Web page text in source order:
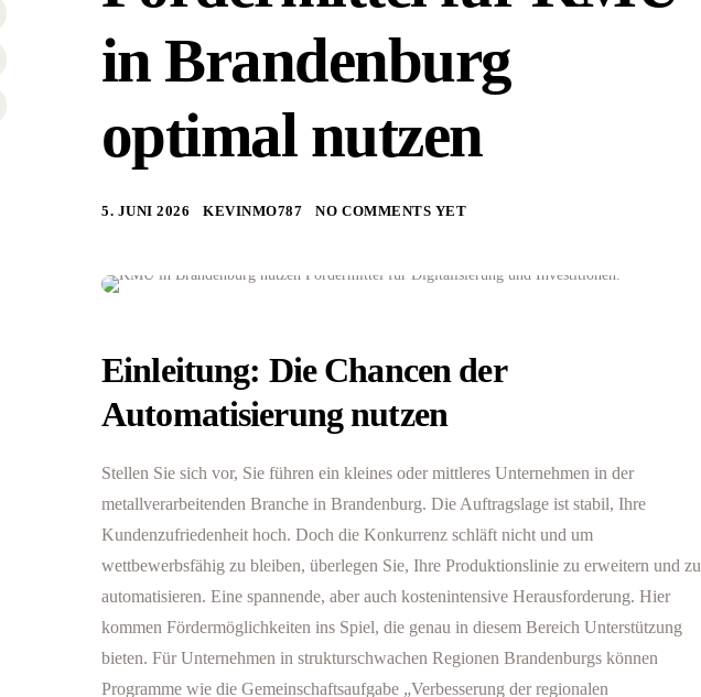
in Brandenburg
optimal nutzen
5. JUNI 2026 KEVINMO787 NO COMMENTS YET
Einleitung: Die Chancen der
Automatisierung nutzen
Stellen Sie sich vor, Sie führen ein kleines oder mittleres Unternehmen in der
metallverarbeitenden Branche in Brandenburg. Die Auftragslage ist stabil, Ihre
Kundenzufriedenheit hoch. Doch die Konkurrenz schläft nicht und um
wettbewerbsfähig zu bleiben, überlegen Sie, Ihre Produktionslinie zu erweitern und zu
automatisieren. Eine spannende, aber auch kostenintensive Herausforderung. Hier
kommen Fördermöglichkeiten ins Spiel, die genau in diesem Bereich Unterstützung
bieten. Für Unternehmen in strukturschwachen Regionen Brandenburgs können
Programme wie die Gemeinschaftsaufgabe „Verbesserung der regionalen